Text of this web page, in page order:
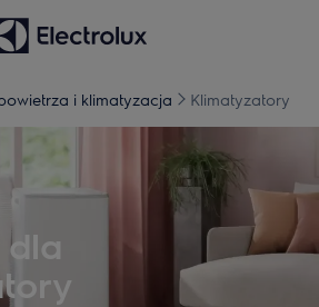
i klimatyzacja Klimatyzatory